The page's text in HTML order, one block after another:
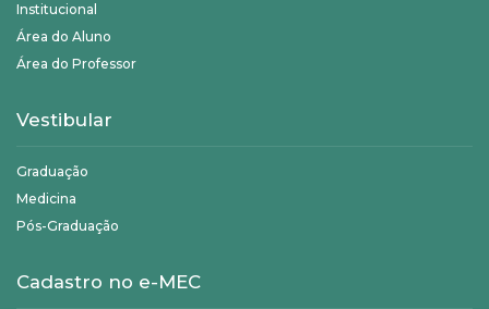
Institucional
Área do Aluno
Área do Professor
Vestibular
Graduação
Medicina
Pós-Graduação
Cadastro no e-MEC